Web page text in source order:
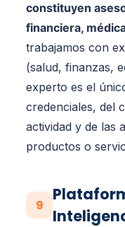
constituyen
financiera,
trabajamos con
(salud, finanzas,
experto es el
credenciales, del
actividad y de las
productos o
9